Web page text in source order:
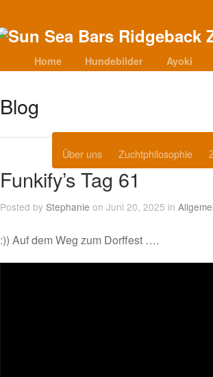
Home Hundebilder Ayoki
Über uns Zuchtphilosophie
Blog
Funkify’s Tag 61
Posted by Stephanie on Juni 20, 2025 in
:)) Auf dem Weg zum Dorffest ….